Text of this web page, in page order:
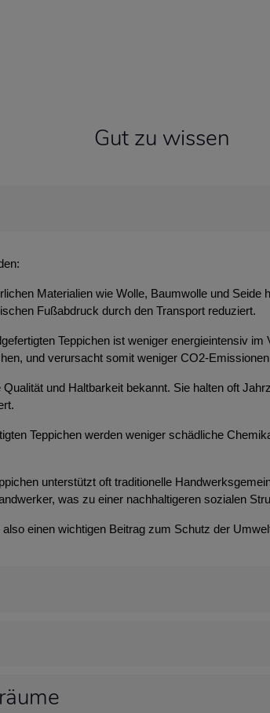
Gut zu wissen
Materialien wie Wolle, Baumwolle und
Fußabdruck durch den Transport reduziert.
Teppichen ist weniger energieintensiv
und verursacht somit weniger CO2-
und Haltbarkeit bekannt. Sie halten oft
Teppichen werden weniger schädliche
unterstützt oft traditionelle
was zu einer nachhaltigeren sozialen
einen wichtigen Beitrag zum Schutz der